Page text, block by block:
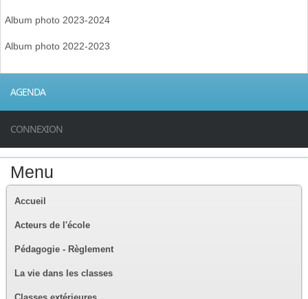
Album photo 2023-2024
Album photo 2022-2023
AGENDA
CONNEXION
Menu
Accueil
Acteurs de l'école
Pédagogie - Règlement
La vie dans les classes